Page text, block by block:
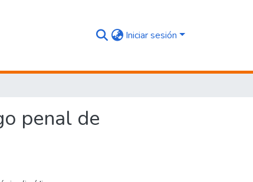
Iniciar sesión
penal de